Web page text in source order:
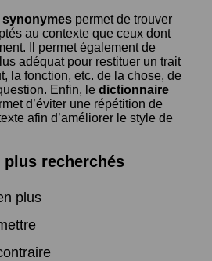
permet de trouver
au contexte que ceux dont
Il permet également de
adéquat pour restituer un trait
la fonction, etc. de la chose, de
Enfin, le dictionnaire
d’éviter une répétition de
afin d’améliorer le style de
recherchés
plus